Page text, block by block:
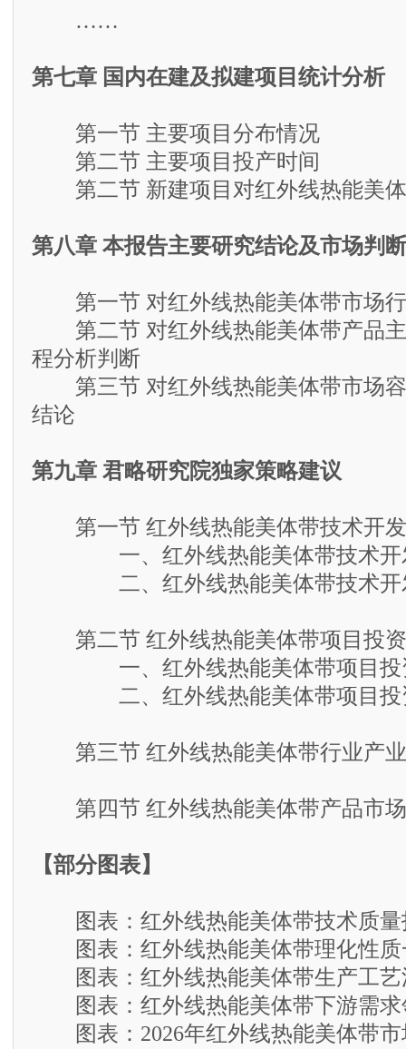
……
第七章 国内在建及拟建项目统计分析
第一节 主要项目分布情况
第二节 主要项目投产时间
第二节 新建项目对红外线热能美体
第八章 本报告主要研究结论及市场判断
第一节 对红外线热能美体带市场行
第二节 对红外线热能美体带产品主
程分析判断
第三节 对红外线热能美体带市场容
结论
第九章 君略研究院独家策略建议
第一节 红外线热能美体带技术开发
一、红外线热能美体带技术开
二、红外线热能美体带技术开
第二节 红外线热能美体带项目投资
一、红外线热能美体带项目投
二、红外线热能美体带项目投
第三节 红外线热能美体带行业产业
第四节 红外线热能美体带产品市场
【部分图表】
图表：红外线热能美体带技术质量
图表：红外线热能美体带理化性质
图表：红外线热能美体带生产工艺
图表：红外线热能美体带下游需求
图表：2026年红外线热能美体带市